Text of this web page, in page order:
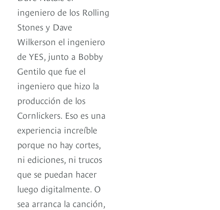
ingeniero de los Rolling
Stones y Dave
Wilkerson el ingeniero
de YES, junto a Bobby
Gentilo que fue el
ingeniero que hizo la
producción de los
Cornlickers. Eso es una
experiencia increíble
porque no hay cortes,
ni ediciones, ni trucos
que se puedan hacer
luego digitalmente. O
sea arranca la canción,